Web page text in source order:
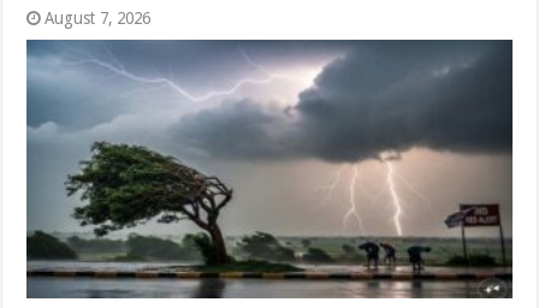
August 7, 2026